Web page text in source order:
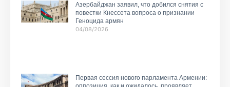
Азербайджан заявил, что добился снятия с
повестки Кнессета вопроса о признании
Геноцида армян
04/08/2026
Первая сессия нового парламента Армении: